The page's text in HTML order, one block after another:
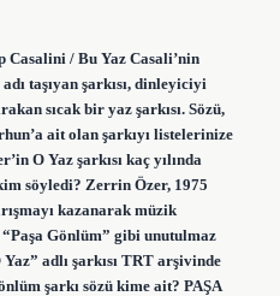
Casalini / Bu Yaz Casali’nin
taşıyan şarkısı, dinleyiciyi
sıcak bir yaz şarkısı. Sözü,
ait olan şarkıyı listelerinize
O Yaz şarkısı kaç yılında
söyledi? Zerrin Özer, 1975
kazanarak müzik
Gönlüm” gibi unutulmaz
adlı şarkısı TRT arşivinde
şarkı sözü kime ait? PAŞA